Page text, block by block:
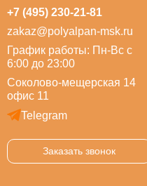
+7 (495) 230-21-81
zakaz@polyalpan-msk.ru
График работы: Пн-Вс с
6:00 до 23:00
Соколово-мещерская 14
офис 11
Telegram
Заказать звонок